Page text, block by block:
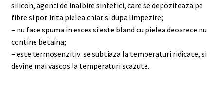
silicon, agenti de inalbire sintetici, care se depoziteaza pe
fibre si pot irita pielea chiar si dupa limpezire;
– nu face spuma in exces si este bland cu pielea deoarece nu
contine betaina;
– este termosenzitiv: se subtiaza la temperaturi ridicate, si
devine mai vascos la temperaturi scazute.